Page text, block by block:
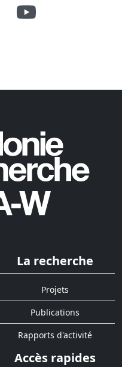
La recherche
Projets
Publications
Rapports d'activité
Accès rapides